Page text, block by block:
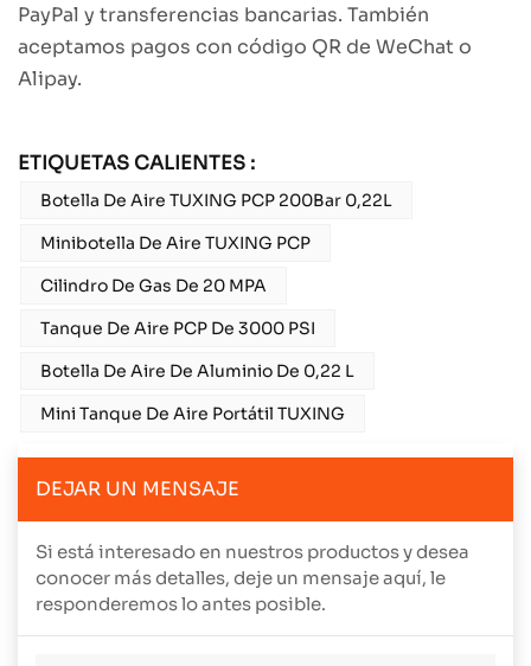
PayPal y transferencias bancarias. También
aceptamos pagos con código QR de WeChat o
Alipay.
ETIQUETAS CALIENTES :
Botella De Aire TUXING PCP 200Bar 0,22L
Minibotella De Aire TUXING PCP
Cilindro De Gas De 20 MPA
Tanque De Aire PCP De 3000 PSI
Botella De Aire De Aluminio De 0,22 L
Mini Tanque De Aire Portátil TUXING
DEJAR UN MENSAJE
Si está interesado en nuestros productos y desea
conocer más detalles, deje un mensaje aquí, le
responderemos lo antes posible.